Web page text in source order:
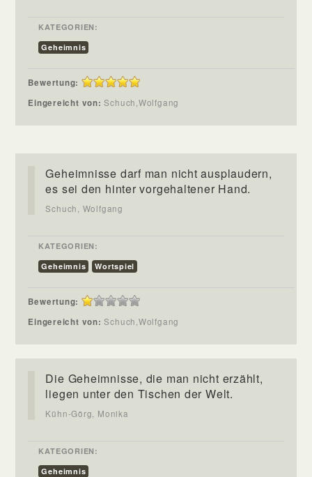
KATEGORIEN:
Geheimnis
Bewertung:
Eingereicht von:Schuch,Wolfgang
Geheimnisse darf man nicht ausplaudern,
es sei den hinter vorgehaltener Hand.
Schuch, Wolfgang
KATEGORIEN:
Geheimnis
Wortspiel
Bewertung:
Eingereicht von:Schuch,Wolfgang
Die Geheimnisse, die man nicht erzählt,
liegen unter den Tischen der Welt.
Kühn-Görg, Monika
KATEGORIEN:
Geheimnis